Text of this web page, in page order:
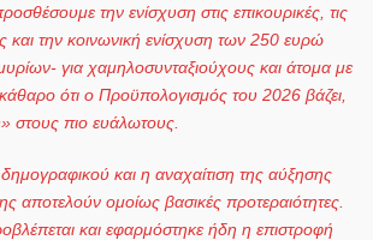
την ενίσχυση στις επικουρικές, τις
και την κοινωνική ενίσχυση των 250 ευρώ
για χαμηλοσυνταξιούχους και άτομα με
ότι ο Προϋπολογισμός του 2026 βάζει,
στους πιο ευάλωτους.
και η αναχαίτιση της αύξησης
αποτελούν ομοίως βασικές προτεραιότητες.
και εφαρμόστηκε ήδη η επιστροφή